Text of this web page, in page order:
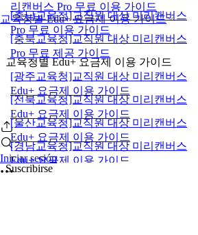
교육청별 Edu+ 요금제 이용 가이드
Iniciar sesión
리캔버스 Pro 무료 이용 가이드
[충남교육청]교직원 대상 미리캔버스
Pro 무료 이용 가이드
[충북교육청]교직원 대상 미리캔버스
Pro 무료 제공 가이드
교육청별 Edu+ 요금제 이용 가이드
[광주교육청]교직원 대상 미리캔버스
Edu+ 요금제 이용 가이드
[전북교육청]교직원 대상 미리캔버스
Edu+ 요금제 이용 가이드
[울산교육청]교직원 대상 미리캔버스
Edu+ 요금제 이용 가이드
[경남교육청]교직원 대상 미리캔버스
Edu+ 요금제 이용 가이드
Suscribirse